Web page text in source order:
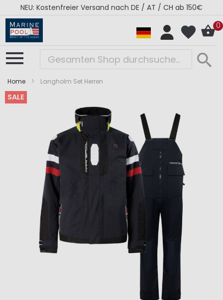
NEU: Kostenfreier Versand nach DE / AT / CH ab 150€
0
Home Langholm Set Herren
SALE
Zum
Bildergalerie
Zum
Bildergalerie